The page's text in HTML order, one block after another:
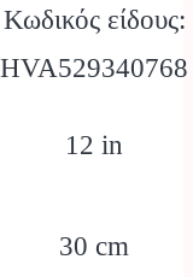
Κωδικός είδους:
HVA529340768
12 in
30 cm